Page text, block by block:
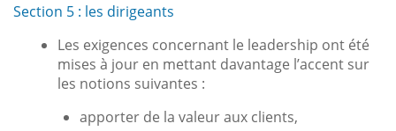
Section 5 : les dirigeants
Les exigences concernant le leadership ont été
mises à jour en mettant davantage l’accent sur
les notions suivantes :
apporter de la valeur aux clients,